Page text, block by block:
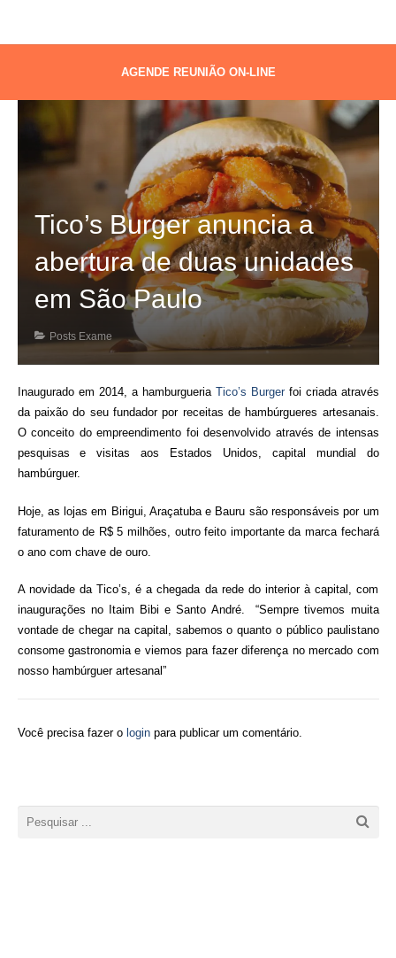
AGENDE REUNIÃO ON-LINE
Tico’s Burger anuncia a
abertura de duas unidades
em São Paulo
Posts Exame
Inaugurado em 2014, a hamburgueria Tico’s Burgerfoi criada através
da paixão do seu fundador por receitas de hambúrgueres artesanais.
O conceito do empreendimento foi desenvolvido através de intensas
pesquisas e visitas aos Estados Unidos, capital mundial do
hambúrguer.
Hoje, as lojas em Birigui, Araçatuba e Bauru são responsáveis por um
faturamento de R$ 5 milhões, outro feito importante da marca fechará
o ano com chave de ouro.
A novidade da Tico’s, é a chegada da rede do interior à capital, com
inaugurações no Itaim Bibi e Santo André. “Sempre tivemos muita
vontade de chegar na capital, sabemos o quanto o público paulistano
consome gastronomia e viemos para fazer diferença no mercado com
nosso hambúrguer artesanal”
Você precisa fazer o loginpara publicar um comentário.